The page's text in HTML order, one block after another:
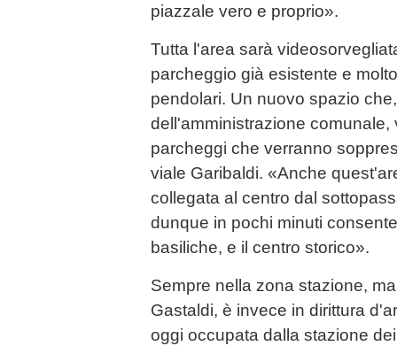
piazzale vero e proprio».
Tutta l'area sarà
parcheggio già esistente e
pendolari. Un nuovo spazio
dell'amministrazione comunale,
parcheggi che verranno
viale Garibaldi. «Anche
collegata al centro dal
dunque in pochi minuti
basiliche, e il centro storico».
Sempre nella zona stazione,
Gastaldi, è invece in dirittura
oggi occupata dalla stazione